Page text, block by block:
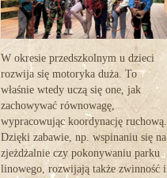
W okresie przedszkolnym u dzieci
rozwija się motoryka duża. To
właśnie wtedy uczą się one, jak
zachowywać równowagę,
wypracowując koordynację ruchową.
Dzięki zabawie, np. wspinaniu się na
zjeżdżalnie czy pokonywaniu parku
linowego, rozwijają także zwinność i